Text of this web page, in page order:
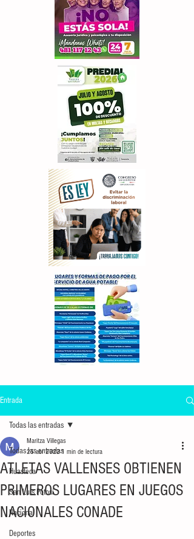
Entrada
Todas las entradas
Huasteca
San Luis Potosí
Nacional
Deportes
Todas las entradas
ATLETAS VALLENSES OBTIENEN
PRIMEROS LUGARES EN JUEGOS
NACIONALES CONADE
Maritza Villegas
25 abr 20221 min de lectura